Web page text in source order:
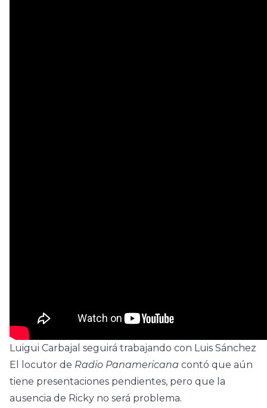
Luigui Carbajal seguirá trabajando con Luis Sánchez
El locutor de Radio Panamericana contó que aún
tiene presentaciones pendientes, pero que la
ausencia de Ricky no será problema.